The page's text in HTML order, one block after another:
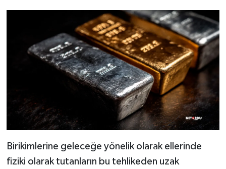
Birikimlerine geleceğe yönelik olarak ellerinde
fiziki olarak tutanların bu tehlikeden uzak